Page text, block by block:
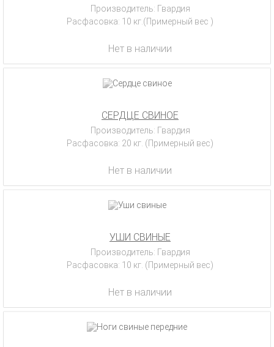
Производитель: Гвардия
Расфасовка: 10 кг.(Примерный вес )
Нет в наличии
СЕРДЦЕ СВИНОЕ
Производитель: Гвардия
Расфасовка: 20 кг. (Примерный вес)
Нет в наличии
УШИ СВИНЫЕ
Производитель: Гвардия
Расфасовка: 10 кг. (Примерный вес)
Нет в наличии